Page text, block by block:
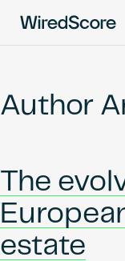
global
connectivity
and
smart
technology
in
Resources
Author
The
estate